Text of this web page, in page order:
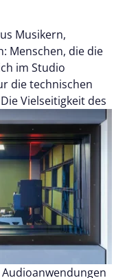
Musikern,
Menschen, die die
im Studio
die technischen
Die Vielseitigkeit des